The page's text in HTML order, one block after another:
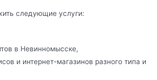
следующие услуги:
в Невинномысске,
и интернет-магазинов разного типа и